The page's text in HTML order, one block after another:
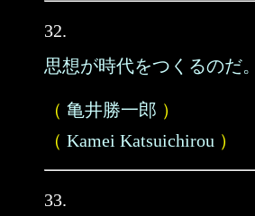
32.
思想が時代をつくるのだ。
（ 亀井勝一郎 ）
（ Kamei Katsuichirou ）
33.